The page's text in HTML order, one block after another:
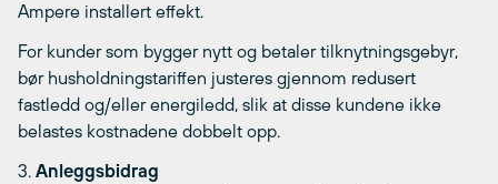
Ampere installert effekt.
For kunder som bygger nytt og betaler tilknytningsgebyr,
bør husholdningstariffen justeres gjennom redusert
fastledd og/eller energiledd, slik at disse kundene ikke
belastes kostnadene dobbelt opp.
3. Anleggsbidrag